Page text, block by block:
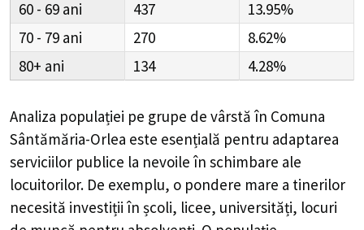
60 - 69
437
13.95%
70 - 79
270
8.62%
80+
134 4.28%
Analiza populației pe grupe de vârstă în Comuna
Sântămăria-Orlea este esențială pentru adaptarea
serviciilor publice la nevoile în schimbare ale
locuitorilor. De exemplu, o pondere mare a tinerilor
necesită investiții în școli, licee, universități, locuri